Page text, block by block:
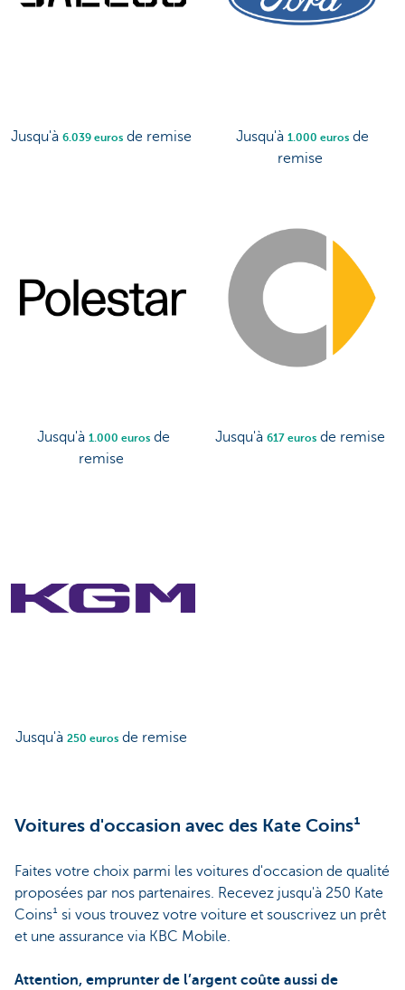
Jusqu'à 6.039 euros de remise Jusqu'à 1.000 eurosde
remise
Jusqu'à 1.000 eurosde
remise
Jusqu'à 617 euros de remise
Jusqu'à 250 euros de remise
Voitures d'occasion avec des Kate Coins¹
Faites votre choix parmi les voitures d'occasion de qualité
proposées par nos partenaires. Recevez jusqu'à 250 Kate
Coins¹ si vous trouvez votre voiture et souscrivez un prêt
et une assurance via KBC Mobile.
Attention, emprunter de l’argent coûte aussi de